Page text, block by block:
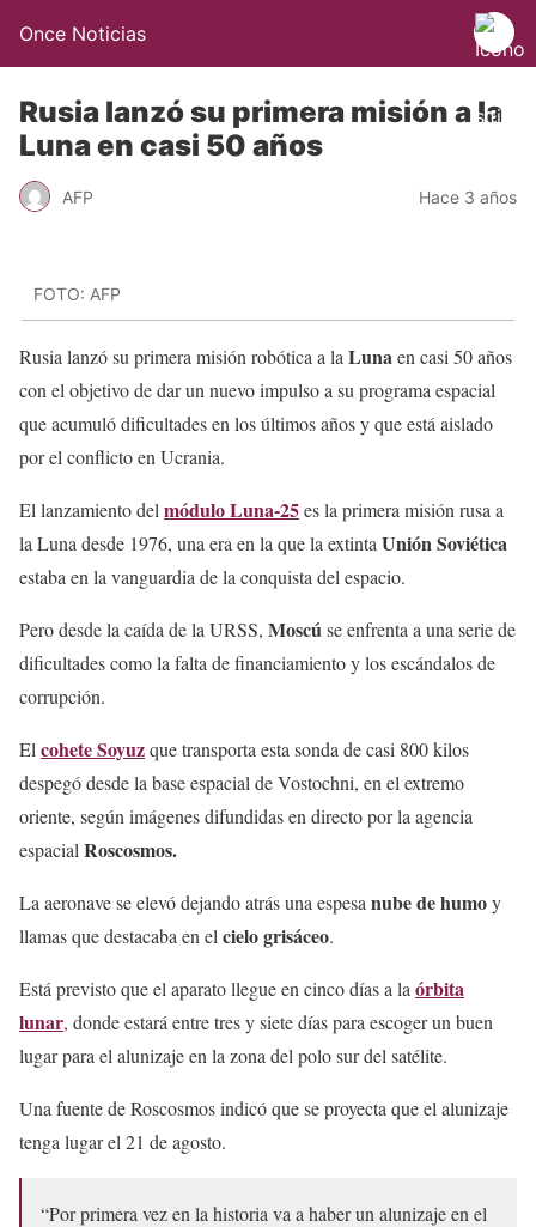
Once Noticias
Rusia lanzó su primera misión a la
Luna en casi 50 años
AFP Hace 3 años
FOTO: AFP
Rusia lanzó su primera misión robótica a la Lunaen casi 50 años
con el objetivo de dar un nuevo impulso a su programa espacial
que acumuló dificultades en los últimos años y que está aislado
por el conflicto en Ucrania.
El lanzamiento del módulo Luna-25es la primera misión rusa a
la Luna desde 1976, una era en la que la extinta Unión Soviética
estaba en la vanguardia de la conquista del espacio.
Pero desde la caída de la URSS, Moscúse enfrenta a una serie de
dificultades como la falta de financiamiento y los escándalos de
corrupción.
El cohete Soyuzque transporta esta sonda de casi 800 kilos
despegó desde la base espacial de Vostochni, en el extremo
oriente, según imágenes difundidas en directo por la agencia
espacial Roscosmos.
La aeronave se elevó dejando atrás una espesa nube de humoy
llamas que destacaba en el cielo grisáceo.
Está previsto que el aparato llegue en cinco días a la órbita
lunar, donde estará entre tres y siete días para escoger un buen
lugar para el alunizaje en la zona del polo sur del satélite.
Una fuente de Roscosmos indicó que se proyecta que el alunizaje
tenga lugar el 21 de agosto.
“Por primera vez en la historia va a haber un alunizaje en el